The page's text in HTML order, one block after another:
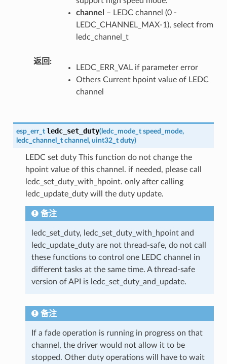
channel
– LEDC channel (0 -
LEDC_CHANNEL_MAX-1), select from
ledc_channel_t
返回
LEDC_ERR_VAL if parameter error
Others Current hpoint value of LEDC
channel
esp_err_t ledc_set_duty(ledc_mode_t speed_mode,
ledc_channel_t channel , uint32_t duty)
LEDC set duty This function do not change the
hpoint value of this channel. if needed, please call
ledc_set_duty_with_hpoint. only after calling
ledc_update_duty will the duty update.
备注
ledc_set_duty, ledc_set_duty_with_hpoint and
ledc_update_duty are not thread-safe, do not call
these functions to control one LEDC channel in
different tasks at the same time. A thread-safe
version of API is ledc_set_duty_and_update.
备注
If a fade operation is running in progress on that
channel, the driver would not allow it to be
stopped. Other duty operations will have to wait